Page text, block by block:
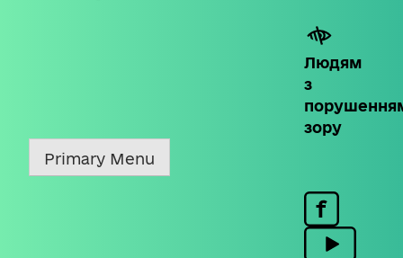
Людям
з
зору
Primary Menu